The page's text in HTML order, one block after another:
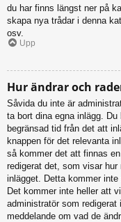
du har finns längst ner på
skapa nya trådar i denna
osv.
Upp
Hur ändrar och
Såvida du inte är
ta bort dina egna inlägg.
begränsad tid från det att
knappen för det relevanta
så kommer det att finnas
redigerat det, som visar hur
inlägget. Detta kommer
Det kommer inte heller att
administratör som
meddelande om vad de